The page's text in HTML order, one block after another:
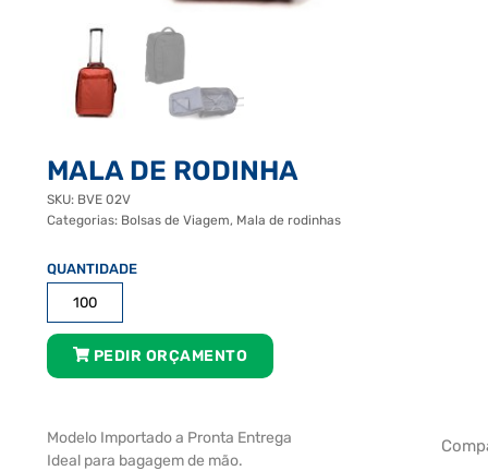
MALA DE RODINHA
SKU: BVE 02V
Categorias: Bolsas de Viagem, Mala de rodinhas
Rodinha
quantidadePEDIR ORÇAMENTO
Modelo Importado a Pronta Entrega
Ideal para bagagem de mão.